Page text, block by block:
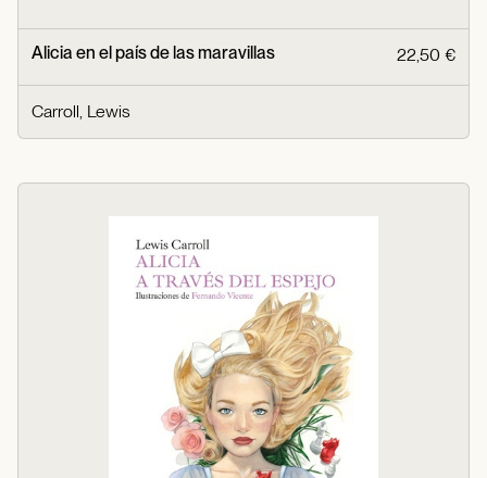
Alicia en el país de las maravillas 22,50 €
Carroll, Lewis